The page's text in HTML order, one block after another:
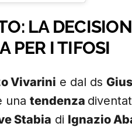
LA
PER I TIFOSI
Vivarini e dal ds
una tendenza
Stabia di Ignazio